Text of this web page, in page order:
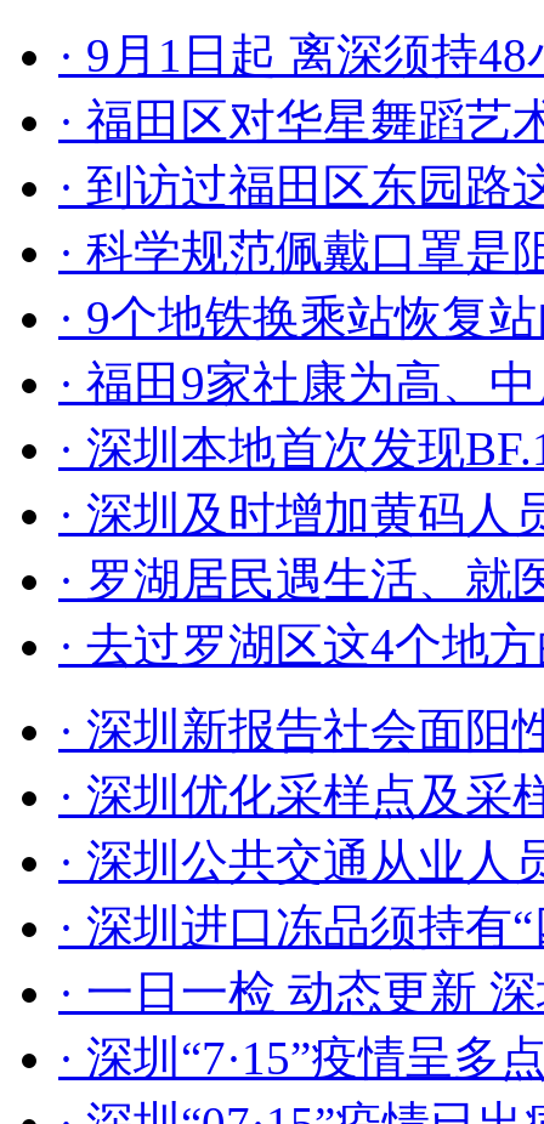
罗湖区委常委、区委
首先有请市卫生健康
处置的最新情况。
林汉城：各位媒体朋
彻习近平总书记关于疫
示批示精神，认真落实
省委、省政府决策部署
策略和“动态清零”总方
人性化防控，以“时时
全力以赴防扩散、防输
度实现社会面动态清零
弹的底线。现将相关疫
9月26日0-12时，深
为新冠肺炎确诊病例，
者。3例在集中隔离观
筛查中发现，1例在社
· 9月1日起 离深须持
· 福田区对华星舞蹈艺
· 到访过福田区东园路
· 科学规范佩戴口罩是
· 9个地铁换乘站恢复
· 福田9家社康为高、
· 深圳本地首次发现
· 深圳及时增加黄码人
· 罗湖居民遇生活、就
· 去过罗湖区这4个地
· 深圳新报告社会面阳
· 深圳优化采样点及采
· 深圳公共交通从业人
· 深圳进口冻品须持有
· 一日一检 动态更新
· 深圳“7·15”疫情呈多